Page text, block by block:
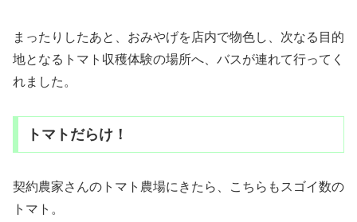
まったりしたあと、おみやげを店内で物色し、次なる目的
地となるトマト収穫体験の場所へ、バスが連れて行ってく
れました。
トマトだらけ！
契約農家さんのトマト農場にきたら、こちらもスゴイ数の
トマト。